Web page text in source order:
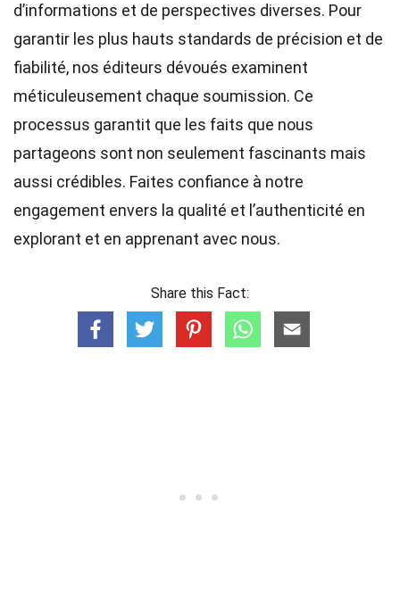
d’informations et de perspectives diverses. Pour
garantir les plus hauts standards de précision et de
fiabilité, nos éditeurs dévoués examinent
méticuleusement chaque soumission. Ce
processus garantit que les faits que nous
partageons sont non seulement fascinants mais
aussi crédibles. Faites confiance à notre
engagement envers la qualité et l’authenticité en
explorant et en apprenant avec nous.
Share this Fact: